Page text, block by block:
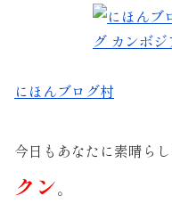
にほんブログ村
今日もあなたに素晴ら
クン。